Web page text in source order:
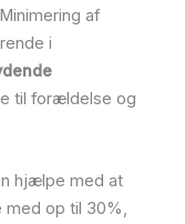
af
i
til forældelse og
hjælpe med at
med op til 30%,